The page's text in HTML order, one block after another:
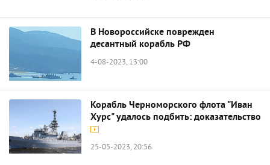
В Новороссийске поврежден
десантный корабль РФ
4-08-2023, 13:00
Корабль Черноморского флота "Иван
Хурс" удалось подбить: доказательство
25-05-2023, 20:56